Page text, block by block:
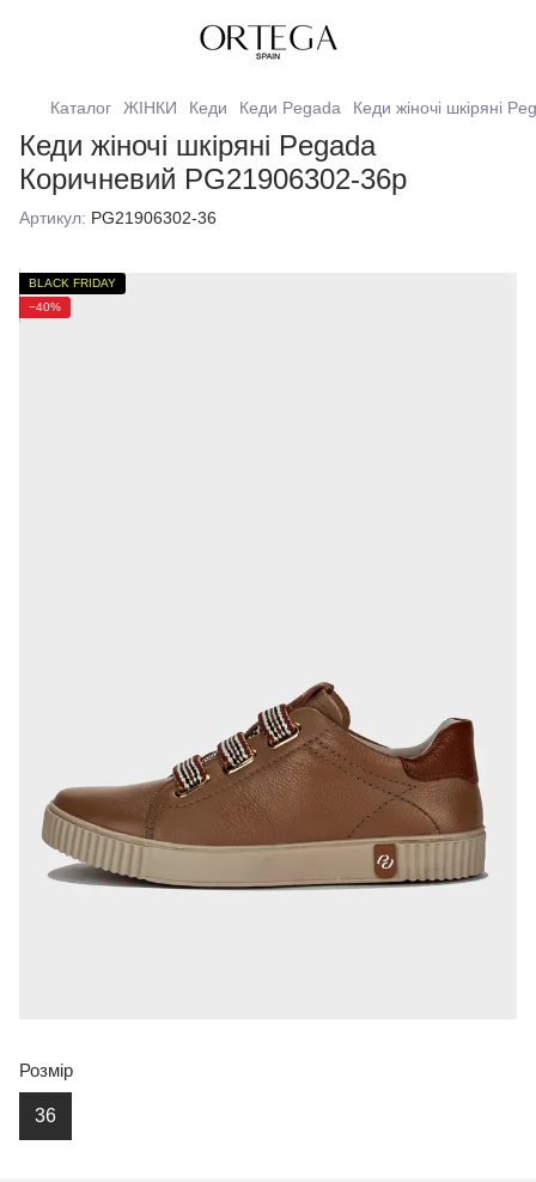
Каталог ЖІНКИ Кеди Кеди Pegada Кеди жіночі шкіряні
Кеди жіночі шкіряні Pegada
Коричневий PG21906302-36р
Артикул: PG21906302-36
BLACK FRIDAY
−40%
Розмір
36